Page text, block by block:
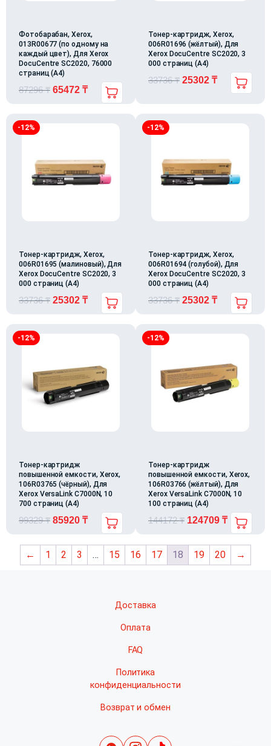
Фотобарабан, Xerox,
013R00677 (по одному на
каждый цвет), Для Xerox
DocuCentre SC2020, 76000
страниц (А4)
87296₸ 65472 ₸
Тонер-картридж, Xerox,
006R01696 (жёлтый), Для
Xerox DocuCentre SC2020, 3
000 страниц (А4)
33736₸ 25302 ₸
-12%
Тонер-картридж, Xerox,
006R01695 (малиновый), Для
Xerox DocuCentre SC2020, 3
000 страниц (А4)
33736₸ 25302 ₸
-12%
Тонер-картридж, Xerox,
006R01694 (голубой), Для
Xerox DocuCentre SC2020, 3
000 страниц (А4)
33736₸ 25302 ₸
-12%
Тонер-картридж
повышенной емкости, Xerox,
106R03765 (чёрный), Для
Xerox VersaLink C7000N, 10
700 страниц (А4)
99329₸ 85920 ₸
-12%
Тонер-картридж
повышенной емкости, Xerox,
106R03766 (жёлтый), Для
Xerox VersaLink C7000N, 10
100 страниц (А4)
144172₸ 124709 ₸
← 1 2 3 … 15 16 17 18 19 20 →
Доставка
Оплата
FAQ
Политика
конфиденциальности
Возврат и обмен